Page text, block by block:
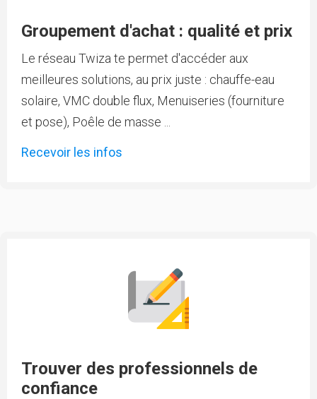
Groupement d'achat : qualité et prix
Le réseau Twiza te permet d'accéder aux
meilleures solutions, au prix juste : chauffe-eau
solaire, VMC double flux, Menuiseries (fourniture
et pose), Poêle de masse ...
Recevoir les infos
Trouver des professionnels de
confiance